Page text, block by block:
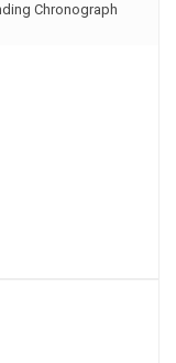
Chronograph